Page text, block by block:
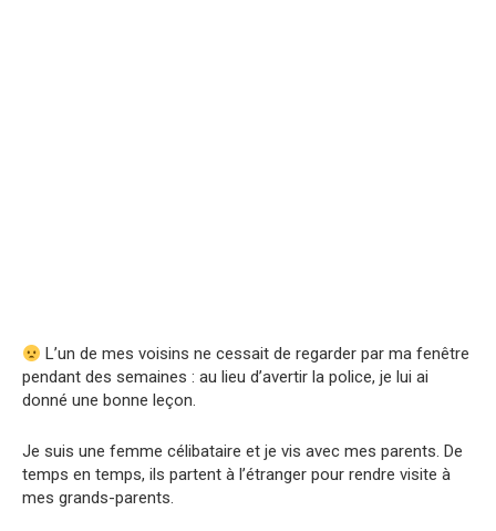
L’un de mes voisins ne cessait de regarder par ma fenêtre
pendant des semaines : au lieu d’avertir la police, je lui ai
donné une bonne leçon.
Je suis une femme célibataire et je vis avec mes parents. De
temps en temps, ils partent à l’étranger pour rendre visite à
mes grands-parents.